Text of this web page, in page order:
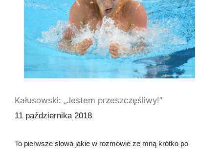
Kałusowski: „Jestem przeszczęśliwy!”
11 października 2018
To pierwsze słowa jakie w rozmowie ze mną krótko po